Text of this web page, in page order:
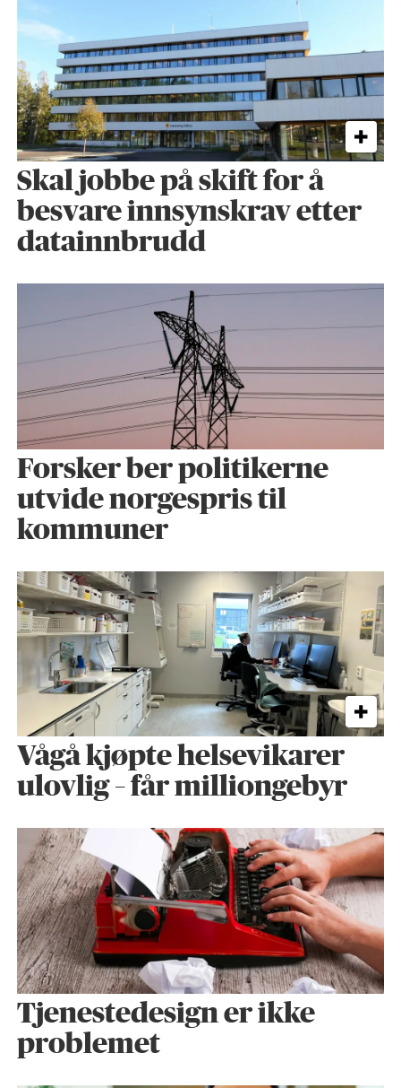
Skal jobbe på skift for å
besvare innsynskrav etter
datainnbrudd
Forsker ber politikerne
utvide norgespris til
kommuner
Vågå kjøpte helse­vikarer
ulovlig – får milliongebyr
Tjenestedesign er ikke
problemet